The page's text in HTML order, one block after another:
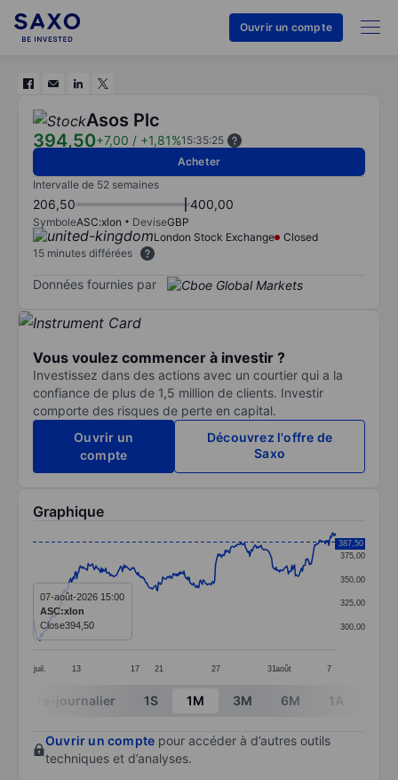
Ouvrir un compte
Asos Plc
394,50+7,00 / +1,81%15:35:25
Acheter
Intervalle de 52 semaines
206,50 400,00
SymboleASC:xlon DeviseGBP
London Stock Exchange
Closed
15 minutes différées
Données fournies par
Vous voulez commencer à investir ?
Investissez dans des actions avec un courtier qui a la
confiance de plus de 1,5 million de clients. Investir
comporte des risques de perte en capital.
Ouvrir un
compte
Découvrez l'offre de
Saxo
Graphique
Line chart with 346 data points.
The chart has 1 X axis displaying categories.
The chart has 1 Y axis displaying values. Data
juil. 13 17 21 27 31août 7
300,00
325,00
350,00
375,00
387,50
07-août-2026 15:00
ASC:xlon
Close394,50
End of interactive chart.
Intra-journalier 1S 1M 3M 6M 1A
Ouvrir un compte pour accéder à d’autres outils
techniques et d’analyses.